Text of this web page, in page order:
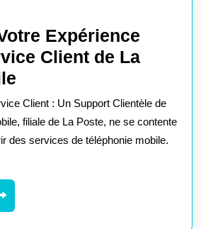
Expérience
Client de La
Votre
Expérience
avec
Client : Un Support Clientèle de
filiale de La Poste, ne se contente
des services de téléphonie mobile.
LIRE
LA